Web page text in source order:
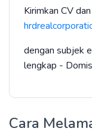
Kirimkan CV
dengan subjek
lengkap -
Cara